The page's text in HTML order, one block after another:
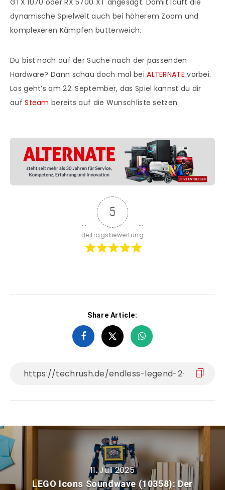
GTX 1070 oder RX 5700 XT angesagt. Damit läuft die
dynamische Spielwelt auch bei höherem Zoom und
komplexeren Kämpfen butterweich.
Du bist noch auf der Suche nach der passenden
Hardware? Dann schau doch mal beiALTERNATEvorbei.
Los geht’s am 22. September, das Spiel kannst du dir
aufSteambereits auf die Wunschliste setzen.
5
Beitragsbewertung
Share Article:
11. Juli 2025
LEGO Icons Soundwave (10358): Der